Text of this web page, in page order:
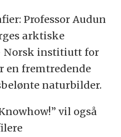
Professor Audun
arktiske
Norsk institiutt for
en fremtredende
naturbilder.
vil også